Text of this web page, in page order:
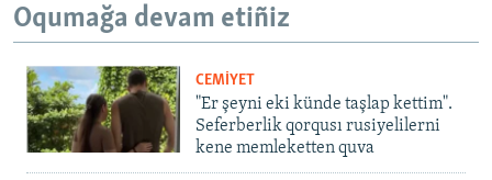
Oqumağa devam etiñiz
CEMİYET
"Er şeyni eki künde taşlap kettim".
Seferberlik qorqusı rusiyelilerni
kene memleketten quva